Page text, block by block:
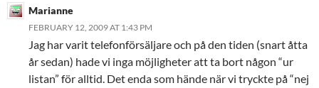
Marianne
FEBRUARY 12, 2009 AT 1:43 PM
Jag har varit telefonförsäljare och på den tiden (snart åtta
år sedan) hade vi inga möjligheter att ta bort någon “ur
listan” för alltid. Det enda som hände när vi tryckte på “nej